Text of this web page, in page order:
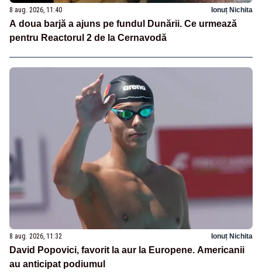
8 aug. 2026, 11:40 Ionuț Nichita
A doua barjă a ajuns pe fundul Dunării. Ce urmează
pentru Reactorul 2 de la Cernavodă
8 aug. 2026, 11:32 Ionuț Nichita
David Popovici, favorit la aur la Europene. Americanii
au anticipat podiumul